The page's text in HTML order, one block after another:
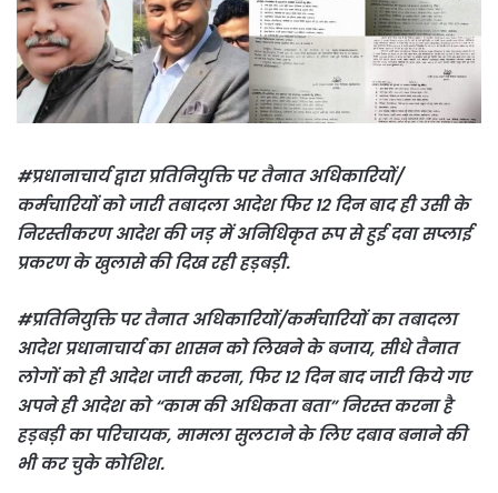
#प्रधानाचार्य द्वारा प्रतिनियुक्ति पर तैनात अधिकारियों/
कर्मचारियों को जारी तबादला आदेश फिर 12 दिन बाद ही उसी के
निरस्तीकरण आदेश की जड़ में अनिधिकृत रूप से हुई दवा सप्लाई
प्रकरण के खुलासे की दिख रही हड़बड़ी.
#प्रतिनियुक्ति पर तैनात अधिकारियों/कर्मचारियों का तबादला
आदेश प्रधानाचार्य का शासन को लिखने के बजाय, सीधे तैनात
लोगों को ही आदेश जारी करना, फिर 12 दिन बाद जारी किये गए
अपने ही आदेश को “काम की अधिकता बता” निरस्त करना है
हड़बड़ी का परिचायक, मामला सुलटाने के लिए दबाव बनाने की
भी कर चुके कोशिश.